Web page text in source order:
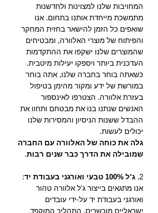
המחויבות שלנו למצוינות ולחדשנות
מתמשכת מייחדת אותנו בתחום. אנו
שואפים כל הזמן להישאר בחזית המחקר
והפיתוח של מוצרי האלוורה, ומבטיחים
שהמוצרים שלנו ישקפו את ההתקדמות
העדכנית ביותר ויספקו יעילות מיטבית.
כשאתה בוחר בחברה שלנו, אתה בוחר
במורשת של ידע ומקור מהימן בטיפול
בעזרת אלוורה. הצטרפו לאינספור
האנשים שנתנו בנו את מבטחם ותחוו את
ההבדל ששנות הניסיון והמסירות שלנו
יכולים לעשות.
גלה את כוחה של האלוורה עם החברה
שמובילה את הדרך כבר שנים רבות.
2. ג'ל 100% טבעי ואורגני בעבודת יד
:
אנו מתגאים בייצור ג'ל אלוורה טהור
ואורגני בעבודת יד על-ידי עובדים
ישראליים מוכשרים. התהליך המוקפד